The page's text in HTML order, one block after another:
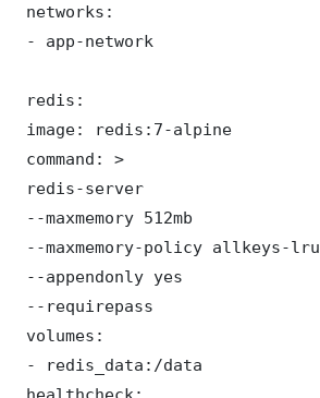
networks:
- app-network
redis:
image: redis:7-alpine
command: >
redis-server
--maxmemory 512mb
--maxmemory-policy allkeys-lru
--appendonly yes
--requirepass
volumes:
- redis_data:/data
healthcheck: